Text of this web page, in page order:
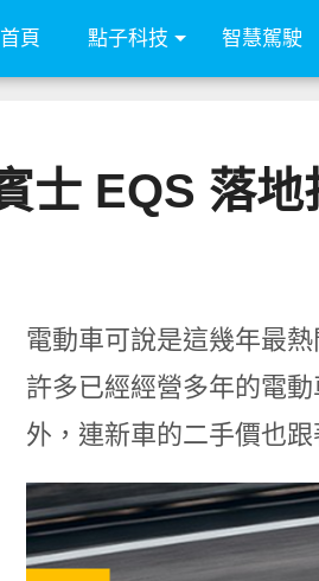
首頁 點子科技 智慧駕駛
士 EQS 落
電動車可說是這幾年最
許多已經經營多年的電
外，連新車的二手價也